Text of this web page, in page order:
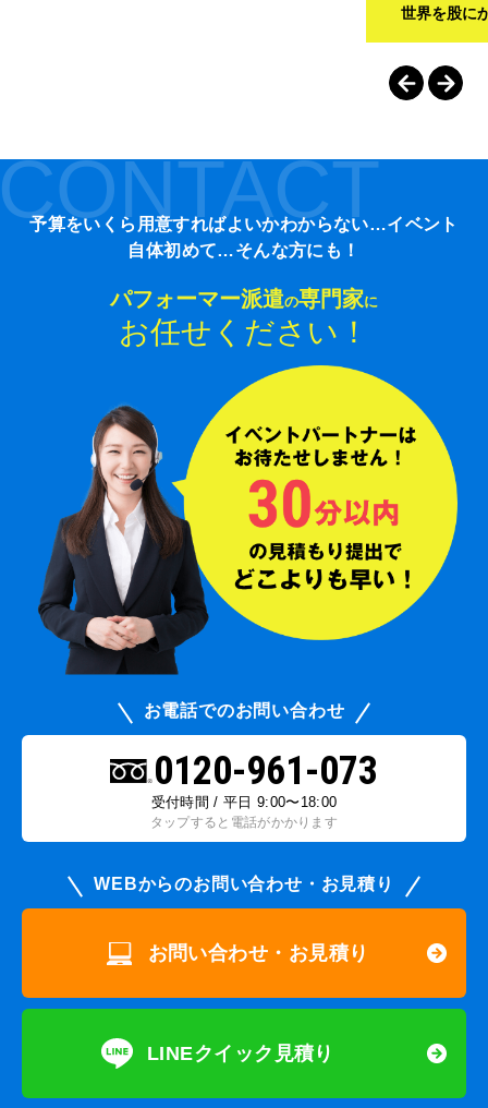
世界を股に
予算をいくら用意すればよいかわからない…イベント
自体初めて…そんな方にも！
パフォーマー派遣の専門家に
お任せください！
お電話でのお問い合わせ
0120-961-073
受付時間 / 平日 9:00〜18:00
タップすると電話がかかります
WEBからのお問い合わせ・お見積り
お問い合わせ・お見積り
LINEクイック見積り